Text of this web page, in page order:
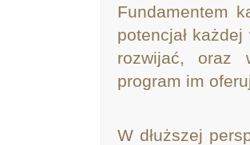
Fundamentem
potencjał
rozwijać, oraz
program im
W dłuższej